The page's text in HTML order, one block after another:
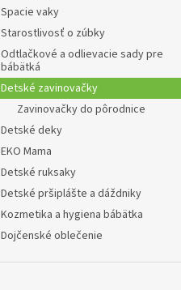
Spacie vaky
Starostlivosť o zúbky
Odtlačkové a odlievacie sady pre
bábätká
Detské zavinovačky
Zavinovačky do pôrodnice
Detské deky
EKO Mama
Detské ruksaky
Detské pršiplášte a dáždniky
Kozmetika a hygiena bábätka
Dojčenské oblečenie